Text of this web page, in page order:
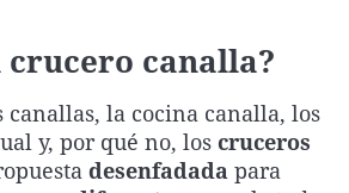
Julia en la onda
Radioestadio
Radioestadio noche
Expedientes del más
Invisibles
Prohibido morirse
Baleares
Cataluña
Comunidad de Madrid
Ciencia y Tecnología
Gastronomía
crucero canalla?
canallas, la cocina canalla, los
y, por qué no, los cruceros
desenfadada para